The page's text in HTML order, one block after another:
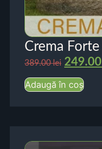
Crema Forte
389.00lei 249.00
Adaugă în coș